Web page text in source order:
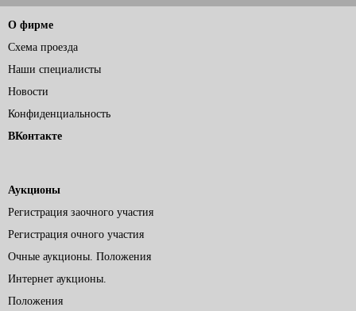
О фирме
Схема проезда
Наши специалисты
Новости
Конфиденциальность
ВКонтакте
Аукционы
Регистрация заочного участия
Регистрация очного участия
Очные аукционы. Положения
Интернет аукционы.
Положения